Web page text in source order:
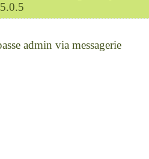
admin via messagerie